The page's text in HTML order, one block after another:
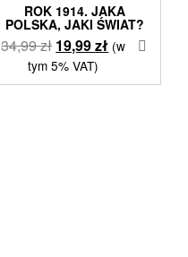
ROK 1914. JAKA
POLSKA, JAKI ŚWIAT?
34,99zł Pierwotna
cena
wynosiła:
19,99złAktualna
wynosi:
(w
tym 5% VAT)